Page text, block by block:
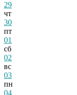
29
чт
30
пт
01
сб
02
вс
03
пн
04